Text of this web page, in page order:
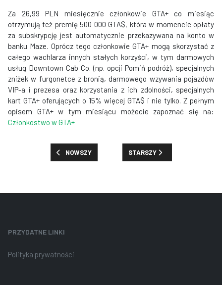
Za 26,99 PLN miesięcznie członkowie GTA+ co miesiąc
otrzymują też premię 500 000 GTA$, która w momencie opłaty
za subskrypcję jest automatycznie przekazywana na konto w
banku Maze. Oprócz tego członkowie GTA+ mogą skorzystać z
całego wachlarza innych stałych korzyści, w tym darmowych
usług Downtown Cab Co. (np. opcji Pomiń podróż), specjalnych
zniżek w furgonetce z bronią, darmowego wzywania pojazdów
VIP-a i prezesa oraz korzystania z ich zdolności, specjalnych
kart GTA+ oferujących o 15% więcej GTA$ i nie tylko. Z pełnym
opisem GTA+ w tym miesiącu możecie zapoznać się na:
Członkostwo w GTA+
POPRZEDNIA STRONA: PREMIE, ZNIŻKI I NOWOŚCI:
NOWSZY NASTĘPNA STRONA:
STARSZY
PRZYDATNE LINKI
Polityka prywatności